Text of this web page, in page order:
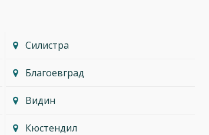
Силистра
Благоевград
Видин
Кюстендил